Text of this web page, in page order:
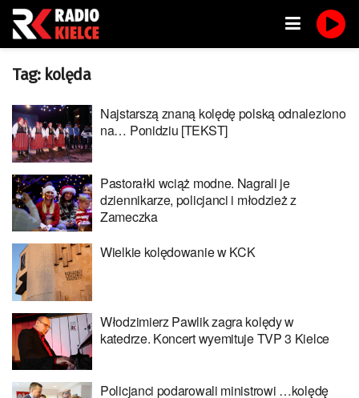
Tag: kolęda
Najstarszą znaną kolędę polską odnaleziono
na… Ponidziu [TEKST]
Pastorałki wciąż modne. Nagrali je
dziennikarze, policjanci i młodzież z
Zameczka
Wielkie kolędowanie w KCK
Włodzimierz Pawlik zagra kolędy w
katedrze. Koncert wyemituje TVP 3 Kielce
Policjanci podarowali ministrowi …kolędę